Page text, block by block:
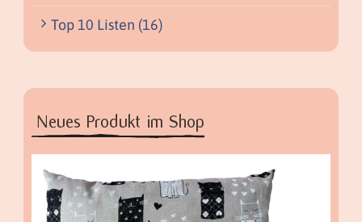
Top 10 Listen (16)
Neues Produkt im Shop